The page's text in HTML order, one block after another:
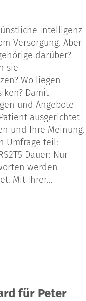
Intelligenz
Versorgung. Aber
darüber?
sie
Wo liegen
Damit
und Angebote
ausgerichtet
und Ihre Meinung.
Umfrage teil:
Dauer: Nur
werden
Mit Ihrer...
für Peter